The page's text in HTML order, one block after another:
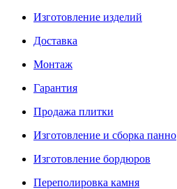
Изготовление изделий
Доставка
Монтаж
Гарантия
Продажа плитки
Изготовление и сборка панно
Изготовление бордюров
Переполировка камня